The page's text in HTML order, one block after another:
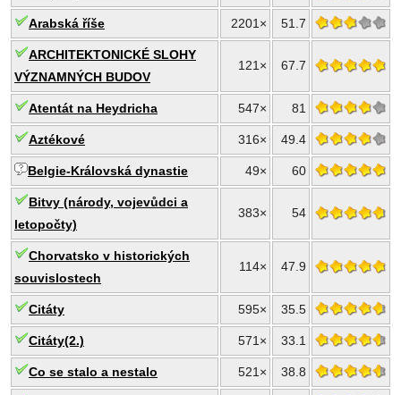
Arabská říše 2201× 51.7
ARCHITEKTONICKÉ SLOHY
VÝZNAMNÝCH BUDOV
121× 67.7
Atentát na Heydricha 547× 81
Aztékové 316× 49.4
Belgie-Královská dynastie 49× 60
Bitvy (národy, vojevůdci a
letopočty)
383× 54
Chorvatsko v historických
souvislostech
114× 47.9
Citáty 595× 35.5
Citáty(2.) 571× 33.1
Co se stalo a nestalo 521× 38.8